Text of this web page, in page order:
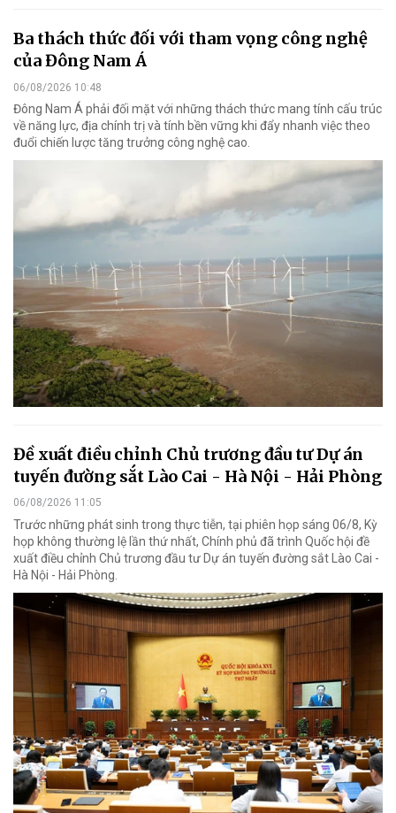
Ba thách thức đối với tham vọng công nghệ
của Đông Nam Á
06/08/2026 10:48
Đông Nam Á phải đối mặt với những thách thức mang tính cấu trúc
về năng lực, địa chính trị và tính bền vững khi đẩy nhanh việc theo
đuổi chiến lược tăng trưởng công nghệ cao.
Đề xuất điều chỉnh Chủ trương đầu tư Dự án
tuyến đường sắt Lào Cai - Hà Nội - Hải Phòng
06/08/2026 11:05
Trước những phát sinh trong thực tiễn, tại phiên họp sáng 06/8, Kỳ
họp không thường lệ lần thứ nhất, Chính phủ đã trình Quốc hội đề
xuất điều chỉnh Chủ trương đầu tư Dự án tuyến đường sắt Lào Cai -
Hà Nội - Hải Phòng.